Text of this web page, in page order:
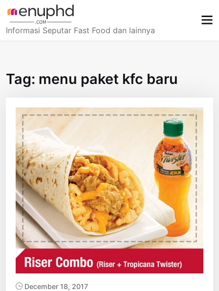
content
Informasi Seputar Fast Food dan lainnya
Tag: menu paket kfc baru
December 18, 2017